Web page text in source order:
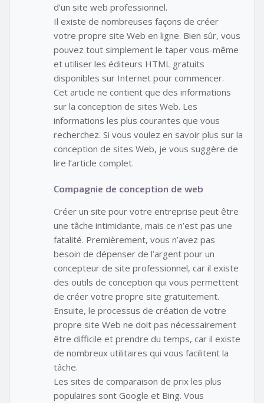
d’un site web professionnel.
Il existe de nombreuses façons de créer
votre propre site Web en ligne. Bien sûr, vous
pouvez tout simplement le taper vous-même
et utiliser les éditeurs HTML gratuits
disponibles sur Internet pour commencer.
Cet article ne contient que des informations
sur la conception de sites Web. Les
informations les plus courantes que vous
recherchez. Si vous voulez en savoir plus sur la
conception de sites Web, je vous suggère de
lire l’article complet.
Compagnie de conception de web
Créer un site pour votre entreprise peut être
une tâche intimidante, mais ce n’est pas une
fatalité. Premièrement, vous n’avez pas
besoin de dépenser de l’argent pour un
concepteur de site professionnel, car il existe
des outils de conception qui vous permettent
de créer votre propre site gratuitement.
Ensuite, le processus de création de votre
propre site Web ne doit pas nécessairement
être difficile et prendre du temps, car il existe
de nombreux utilitaires qui vous facilitent la
tâche.
Les sites de comparaison de prix les plus
populaires sont Google et Bing. Vous